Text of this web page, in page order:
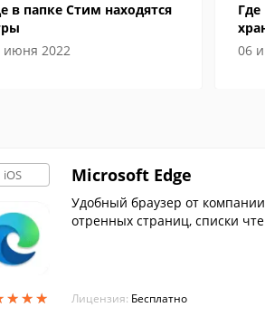
в папке Стим находятся
июня 2022
Где
06
iOS
★★★
★★★
Microsoft Edge
Удобный браузер от
отренных страниц, списки
Лицензия: Бесплатно